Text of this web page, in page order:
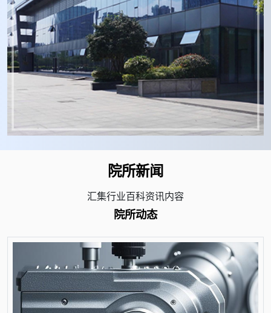
院所新闻
汇集行业百科资讯内容
院所动态